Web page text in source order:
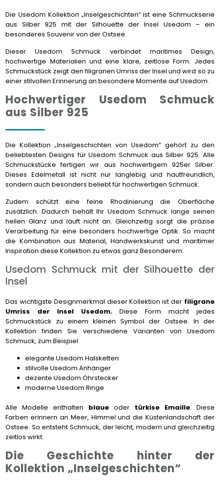
Die Usedom Kollektion „Inselgeschichten“ ist eine Schmuckserie
aus Silber 925 mit der Silhouette der Insel Usedom – ein
besonderes Souvenir von der Ostsee.
Dieser Usedom Schmuck verbindet maritimes Design,
hochwertige Materialien und eine klare, zeitlose Form. Jedes
Schmuckstück zeigt den filigranen Umriss der Insel und wird so zu
einer stilvollen Erinnerung an besondere Momente auf Usedom.
Hochwertiger Usedom Schmuck
aus Silber 925
Die Kollektion „Inselgeschichten von Usedom“ gehört zu den
beliebtesten Designs für Usedom Schmuck aus Silber 925. Alle
Schmuckstücke fertigen wir aus hochwertigem 925er Silber.
Dieses Edelmetall ist nicht nur langlebig und hautfreundlich,
sondern auch besonders beliebt für hochwertigen Schmuck.
Zudem schützt eine feine Rhodinierung die Oberfläche
zusätzlich. Dadurch behält Ihr Usedom Schmuck lange seinen
hellen Glanz und läuft nicht an. Gleichzeitig sorgt die präzise
Verarbeitung für eine besonders hochwertige Optik. So macht
die Kombination aus Material, Handwerkskunst und maritimer
Inspiration diese Kollektion zu etwas ganz Besonderem.
Usedom Schmuck mit der Silhouette der
Insel
Das wichtigste Designmerkmal dieser Kollektion ist der filigrane
Umriss der Insel Usedom.Diese Form macht jedes
Schmuckstück zu einem kleinen Symbol der Ostsee. In der
Kollektion finden Sie verschiedene Varianten von Usedom
Schmuck, zum Beispiel:
elegante Usedom Halsketten
stilvolle Usedom Anhänger
dezente Usedom Ohrstecker
moderne Usedom Ringe
Alle Modelle enthalten blaue oder türkise Emaille. Diese
Farben erinnern an Meer, Himmel und die Küstenlandschaft der
Ostsee. So entsteht Schmuck, der leicht, modern und gleichzeitig
zeitlos wirkt.
Die Geschichte hinter der
Kollektion „Inselgeschichten“